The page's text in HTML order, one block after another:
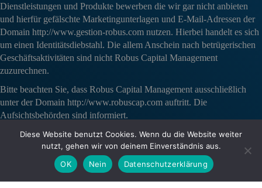
Dienstleistungen und Produkte bewerben die wir gar nicht anbieten
und hierfür gefälschte Marketingunterlagen und E-Mail-Adressen der
Domain http://www.gestion-robus.com nutzen. Hierbei handelt es sich
um einen Identitätsdiebstahl. Die allem Anschein nach betrügerischen
Geschäftsaktivitäten sind nicht Robus Capital Management
zuzurechnen.
Bitte beachten Sie, dass Robus Capital Management ausschließlich
unter der Domain http://www.robuscap.com auftritt. Die
Aufsichtsbehörden sind informiert.
Bei Fragen wenden Sie sich gerne an uns unter:
Telefon: +49 69 6770 174 60 E-Mail: contact@robuscap.com
Diese Website benutzt Cookies. Wenn du die Website weiter
nutzt, gehen wir von deinem Einverständnis aus.
OK
Nein Datenschutzerklärung